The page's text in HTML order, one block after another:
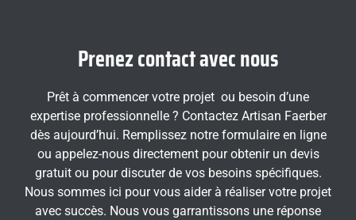
Prenez contact avec nous
Prêt à commencer votre projet ou besoin d’une
expertise professionnelle ? Contactez Artisan Faerber
dès aujourd’hui. Remplissez notre formulaire en ligne
ou appelez-nous directement pour obtenir un devis
gratuit ou pour discuter de vos besoins spécifiques.
Nous sommes ici pour vous aider à réaliser votre projet
avec succès. Nous vous garrantissons une réponse